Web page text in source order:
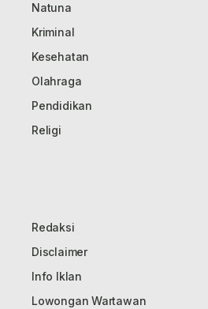
Natuna
Kriminal
Kesehatan
Olahraga
Pendidikan
Religi
Redaksi
Disclaimer
Info Iklan
Lowongan Wartawan